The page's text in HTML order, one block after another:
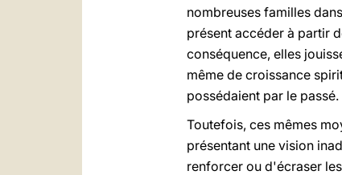
nombreuses familles
présent accéder à partir
conséquence, elles
même de croissance
possédaient par le passé.
Toutefois, ces mêmes
présentant une vision
renforcer ou d'écraser